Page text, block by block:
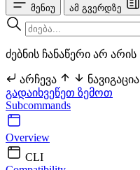
მენიუ ამ გვერდზე
ძებნის ჩანაწერი არ არის
არჩევა ნავიგაცია
გადაიხვეწეთ ზემოთ
Subcommands
Overview
CLI